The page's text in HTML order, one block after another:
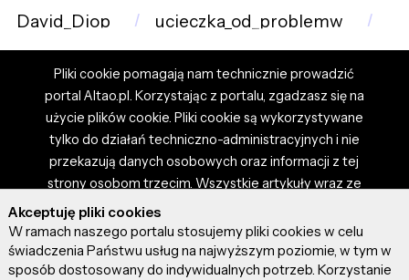
David_Diop
ucieczka_od_problemw
Pliki cookie pomagają nam technicznie prowadzić
portal Altao.pl. Korzystając z portalu, zgadzasz się na
użycie plików cookie. Pliki cookie są wykorzystywane
tylko do działań techniczno-administracyjnych i nie
przekazują danych osobowych oraz informacji z tej
strony osobom trzecim. Wszystkie artykuły wraz ze
zdjęciami i materiałami dostępnymi na portalu są
własnością użytkowników. Administrator i właściciel
portalu nie ponosi odpowiedzialności za tresci
prezentowane przez autorów artykułów. Dodając
Akceptuję pliki cookies
W ramach naszego portalu stosujemy pliki cookies w celu
świadczenia Państwu usług na najwyższym poziomie, w tym w
sposób dostosowany do indywidualnych potrzeb. Korzystanie